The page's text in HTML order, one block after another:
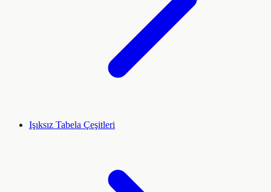
Işıksız Tabela Çeşitleri